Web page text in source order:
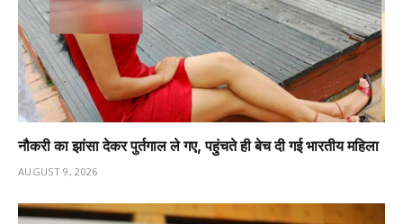
नौकरी का झांसा देकर पुर्तगाल ले गए, पहुंचते ही बेच दी गई भारतीय महिला
AUGUST 9, 2026